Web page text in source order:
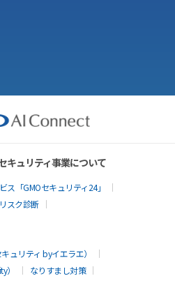
キュリティ事業について
「GMOセキュリティ24」
スク診断
ュリティ byイエラエ）
）
なりすまし対策